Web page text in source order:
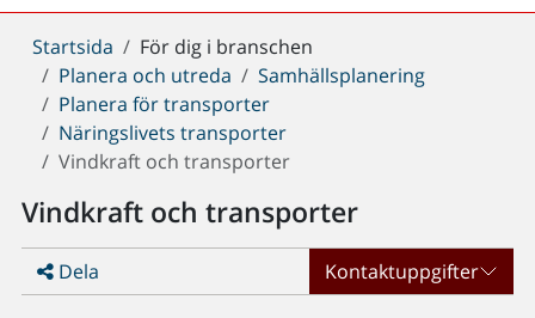
Du
är
här:
Startsida
För dig i branschen
Planera och utreda
Samhällsplanering
Planera för transporter
Näringslivets transporter
Vindkraft och transporter
Vindkraft och transporter
Dela Kontaktuppgifter